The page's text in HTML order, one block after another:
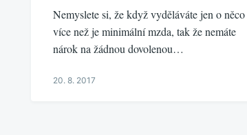
Nemyslete si, že když vyděláváte jen o něco
více než je minimální mzda, tak že nemáte
nárok na žádnou dovolenou…
20. 8. 2017